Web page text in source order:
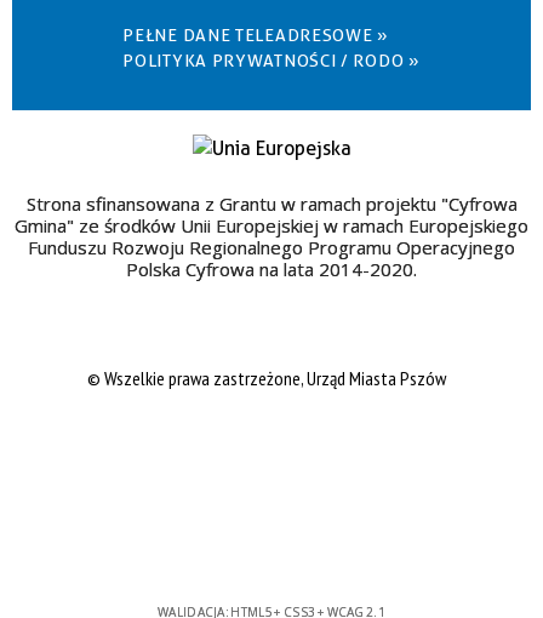
PEŁNE DANE TELEADRESOWE »
POLITYKA PRYWATNOŚCI / RODO »
Strona sfinansowana z Grantu w ramach projektu "Cyfrowa
Gmina" ze środków Unii Europejskiej w ramach Europejskiego
Funduszu Rozwoju Regionalnego Programu Operacyjnego
Polska Cyfrowa na lata 2014-2020.
© Wszelkie prawa zastrzeżone, Urząd Miasta Pszów
WALIDACJA: HTML5+ CSS3 + WCAG 2.1